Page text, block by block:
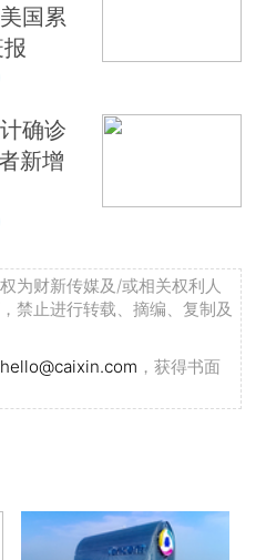
国累
确诊
新增
为财新传媒及/或相关权利人
禁止进行转载、摘编、复制及
hello@caixin.com ，获得书面